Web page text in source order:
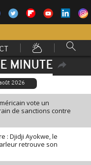
MINUTE
2026
vote un
de sanctions contre
: Djidji Ayokwe, le
retrouve son